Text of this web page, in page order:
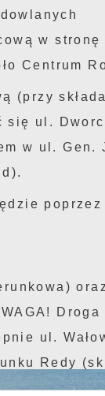
w stronę
Centrum
(przy
ul.
w ul. Gen.
poprzez
Droga
ul.
Redy